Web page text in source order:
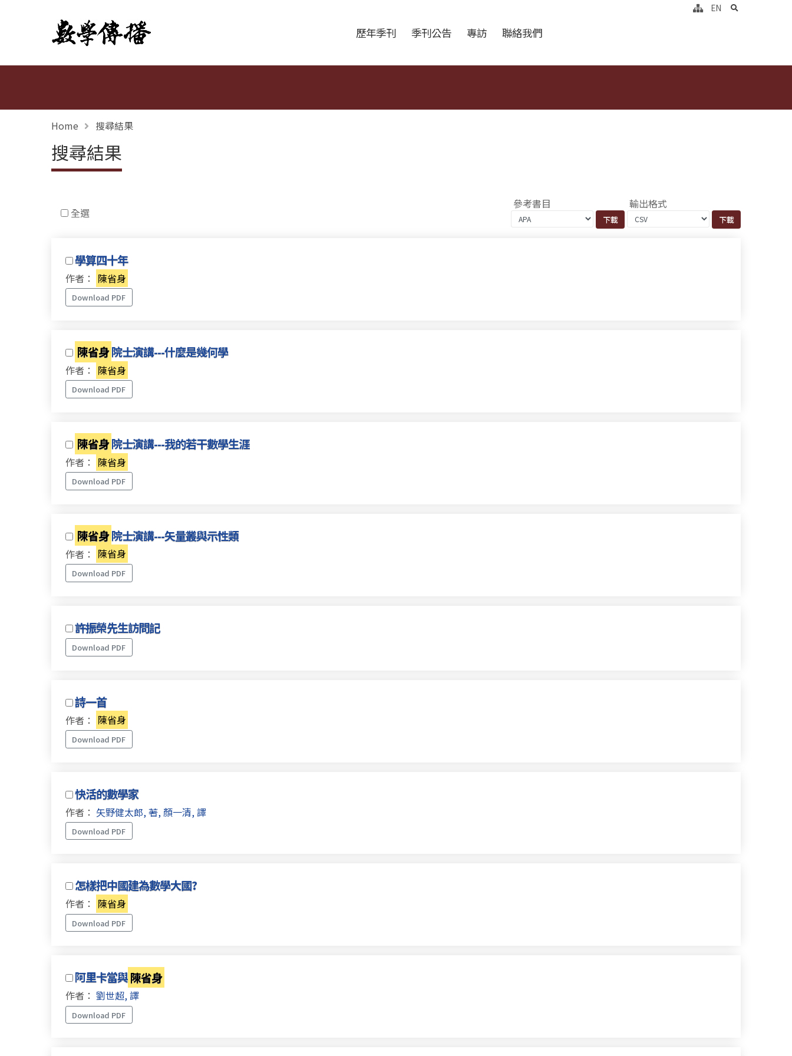
數學傳播 歷年季刊 季刊公告 專訪 聯絡我們
EN search
Home 搜尋結果
搜尋結果
全選
參考書目 輸出格式
學算四十年
作者： 陳省身
Download PDF
陳省身院士演講---什麼是幾何學
作者： 陳省身
Download PDF
陳省身院士演講---我的若干數學生涯
作者： 陳省身
Download PDF
陳省身院士演講---矢量叢與示性類
作者： 陳省身
Download PDF
許振榮先生訪問記
Download PDF
詩一首
作者： 陳省身
Download PDF
快活的數學家
作者： 矢野健太郎, 著, 顏一清, 譯
Download PDF
怎樣把中國建為數學大國?
作者： 陳省身
Download PDF
阿里卡當與陳省身
作者： 劉世超, 譯
Download PDF